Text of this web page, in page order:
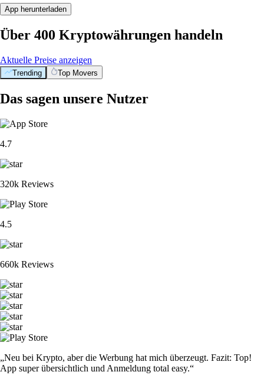
App herunterladen
Über 400 Kryptowährungen handeln
Aktuelle Preise anzeigen
Trending Top Movers
Das sagen unsere Nutzer
4.7
320k Reviews
4.5
660k Reviews
„Neu bei Krypto, aber die Werbung hat mich überzeugt. Fazit: Top!
App super übersichtlich und Anmeldung total easy.“